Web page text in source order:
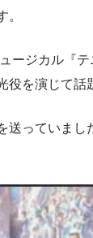
。
ージカル『テ
役を演じて話
送っていまし